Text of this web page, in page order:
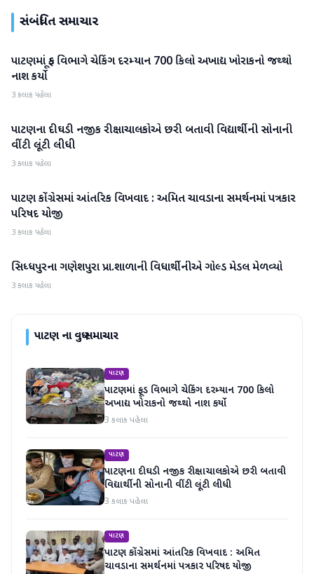
સંબંધિત સમાચાર
પાટણ
પાટણમાં ફૂડ વિભાગે ચેકિંગ દરમ્યાન 700 કિલો અખાદ્ય ખોરાકનો જથ્થો
નાશ કર્યો
3 કલાક પહેલા
પાટણ
પાટણના દીઘડી નજીક રીક્ષાચાલકોએ છરી બતાવી વિદ્યાર્થીની સોનાની
વીંટી લૂંટી લીધી
3 કલાક પહેલા
પાટણ
પાટણ કોંગ્રેસમાં આંતરિક વિખવાદ : અમિત ચાવડાના સમર્થનમાં પત્રકાર
પરિષદ યોજી
3 કલાક પહેલા
પાટણ
સિધ્ધપુરના ગણેશપુરા પ્રા.શાળાની વિધાર્થીનીએ ગોલ્ડ મેડલ મેળવ્યો
3 કલાક પહેલા
પાટણના વધુ સમાચાર
પાટણ
પાટણમાં ફૂડ વિભાગે ચેકિંગ દરમ્યાન 700 કિલો
અખાદ્ય ખોરાકનો જથ્થો નાશ કર્યો
3 કલાક પહેલા
પાટણ
પાટણના દીઘડી નજીક રીક્ષાચાલકોએ છરી બતાવી
વિદ્યાર્થીની સોનાની વીંટી લૂંટી લીધી
3 કલાક પહેલા
પાટણ
પાટણ કોંગ્રેસમાં આંતરિક વિખવાદ : અમિત
ચાવડાના સમર્થનમાં પત્રકાર પરિષદ યોજી